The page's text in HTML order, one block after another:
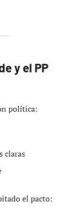
y el PP
política:
claras
el pacto: